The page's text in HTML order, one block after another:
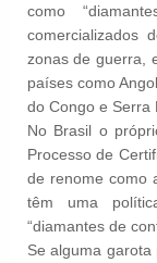
como
comercializados
zonas de guerra,
países como
do Congo e Serra
No Brasil o
Processo de
de renome como
têm uma
“diamantes de
Se alguma